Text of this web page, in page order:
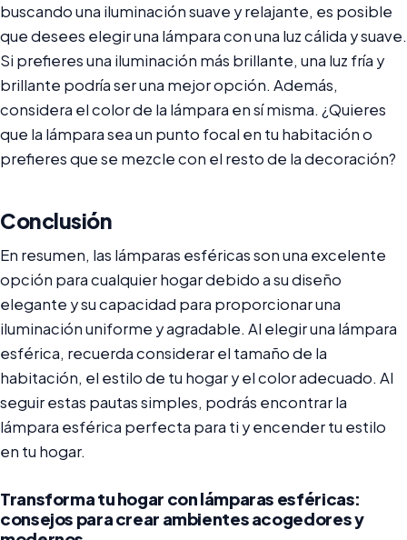
buscando una iluminación suave y relajante, es posible
que desees elegir una lámpara con una luz cálida y suave.
Si prefieres una iluminación más brillante, una luz fría y
brillante podría ser una mejor opción. Además,
considera el color de la lámpara en sí misma. ¿Quieres
que la lámpara sea un punto focal en tu habitación o
prefieres que se mezcle con el resto de la decoración?
Conclusión
En resumen, las lámparas esféricas son una excelente
opción para cualquier hogar debido a su diseño
elegante y su capacidad para proporcionar una
iluminación uniforme y agradable. Al elegir una lámpara
esférica, recuerda considerar el tamaño de la
habitación, el estilo de tu hogar y el color adecuado. Al
seguir estas pautas simples, podrás encontrar la
lámpara esférica perfecta para ti y encender tu estilo
en tu hogar.
Transforma tu hogar con lámparas esféricas:
consejos para crear ambientes acogedores y